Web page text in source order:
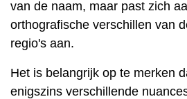
van de naam, maar past zich
orthografische verschillen van
regio's aan.
Het is belangrijk op te merken
enigszins verschillende